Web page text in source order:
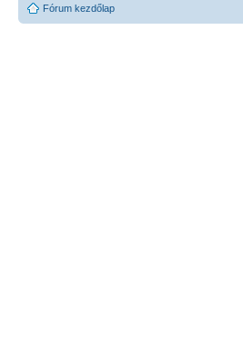
Fórum kezdőlap